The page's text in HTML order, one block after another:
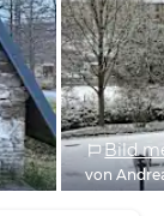
Bild
von